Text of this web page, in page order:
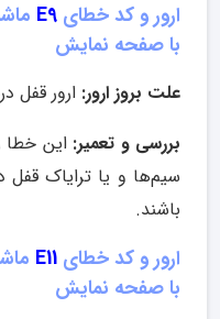
ارور و کد خطای E9
با صفحه نمایش
علت بروز ارور: ارور قفل
بررسی و تعمیر: این
باشند.
ارور و کد خطای E11
با صفحه نمایش